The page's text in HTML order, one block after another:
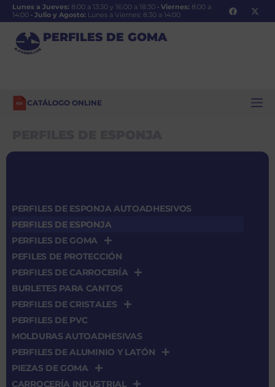
Lunes a Jueves: 8:00 a 13:30 y 16:00 a 18:30 · Viernes: 8:00 a
14:00 · Julio y Agosto: Lunes a Viernes: 8:30 a 14:00
PERFILES DE GOMA
CATÁLOGO ONLINE
PERFILES DE ESPONJA AUTOADHESIVOS
PERFILES DE ESPONJA
PERFILES DE GOMA
PEFILES DE PROTECCIÓN
PERFILES DE CARROCERÍA
BURLETES PARA CANTOS
PERFILES DE CRISTALES
PERFILES DE PVC
MOLDURAS AUTOADHESIVAS
PERFILES DE ALUMINIO Y LATÓN
PIEZAS DE GOMA
CARROCERÍA INDUSTRIAL